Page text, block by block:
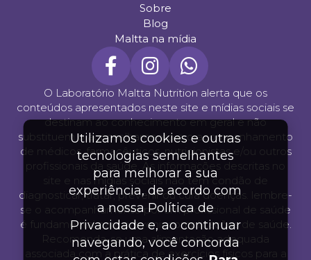
Sobre
Blog
Maltta na mídia
O Laboratório Maltta Nutrition alerta que os
conteúdos apresentados neste site e mídias sociais se
destinam ao conhecimento em geral e não
substituem o aconselhamento e o acompanhamento
de médicos, farmacêuticos, nutricionistas e/ou outros
profissionais da saúde. As informações descritas no
site e nas mídias sociais não tem condão de
diagnosticar, tratar, prevenir ou cura doenças. lembre-
se o acompanhamento por um profissional de saúde
é fundamental para prevenir complicações de saúde.
Recomenda-se uma alimentação adequada
associada com a prática de exercícios físicos para a
Utilizamos cookies e outras
tecnologias semelhantes
para melhorar a sua
experiência, de acordo com
a nossa Política de
Privacidade e, ao continuar
navegando, você concorda